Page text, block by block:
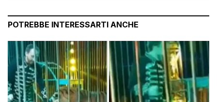
POTREBBE INTERESSARTI ANCHE